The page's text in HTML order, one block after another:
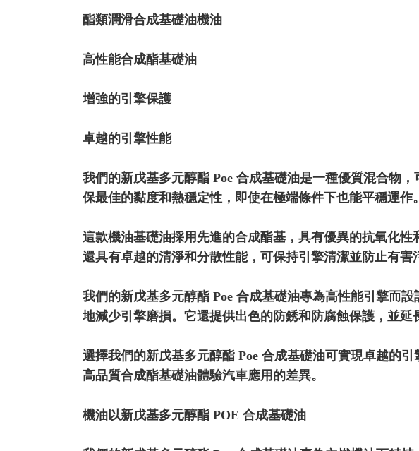
酯類潤滑合成基礎油機油
高性能合成酯基礎油
增強的引擎保護
卓越的引擎性能
我們的新戊基多元醇酯 Poe 合成基礎油是一種優質混合物
保最佳的黏度和熱穩定性，即使在極端條件下也能平穩運作
這款機油基礎油採用先進的合成酯基，具有優異的抗氧化
還具有卓越的清淨和分散性能，可保持引擎清潔並防止有害
我們的新戊基多元醇酯 Poe 合成基礎油專為高性能引擎而
地減少引擎磨損。它還提供出色的防銹和防腐蝕保護，並延
選擇我們的新戊基多元醇酯 Poe 合成基礎油可實現卓越的
高品質合成酯基礎油體驗汽車應用的差異。
機油以新戊基多元醇酯 POE 合成基礎油